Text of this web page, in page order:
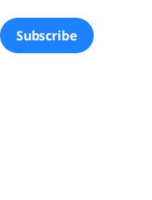
Subscribe